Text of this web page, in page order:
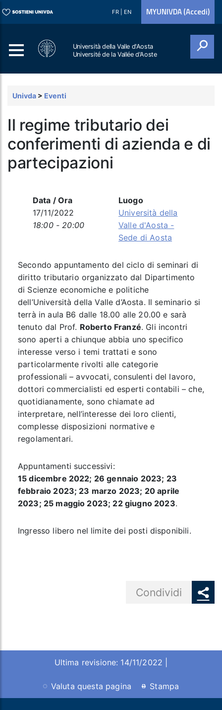
FR EN MYUNIVDA (Accedi)
Università della Valle d'Aosta
Université de la Vallée d'Aoste
Univda > Eventi
Il regime tributario dei
conferimenti di azienda e di
partecipazioni
Data / Ora
17/11/2022
18:00 - 20:00
Luogo
Università della
Valle d'Aosta -
Sede di Aosta
Secondo appuntamento del ciclo di seminari di
diritto tributario organizzato dal Dipartimento
di Scienze economiche e politiche
dell’Università della Valle d’Aosta. Il seminario si
terrà in aula B6 dalle 18.00 alle 20.00 e sarà
tenuto dal Prof. Roberto Franzé. Gli incontri
sono aperti a chiunque abbia uno specifico
interesse verso i temi trattati e sono
particolarmente rivolti alle categorie
professionali – avvocati, consulenti del lavoro,
dottori commercialisti ed esperti contabili – che,
quotidianamente, sono chiamate ad
interpretare, nell’interesse dei loro clienti,
complesse disposizioni normative e
regolamentari.
Appuntamenti successivi:
15 dicembre 2022; 26 gennaio 2023; 23
febbraio 2023; 23 marzo 2023; 20 aprile
2023; 25 maggio 2023; 22 giugno 2023.
Ingresso libero nel limite dei posti disponibili.
Condividi
Ultima revisione: 14/11/2022 |
Valuta questa pagina Stampa